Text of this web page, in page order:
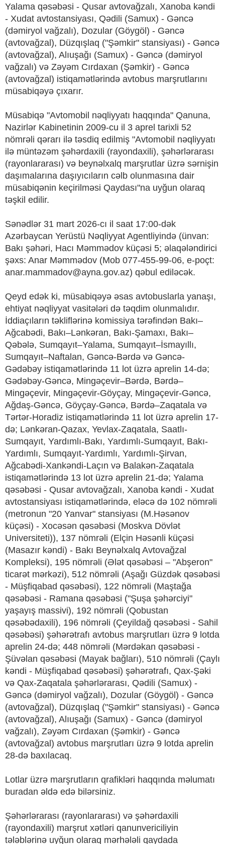
Yalama qəsəbəsi - Qusar avtovağzalı, Xanoba kəndi
- Xudat avtostansiyası, Qədili (Samux) - Gəncə
(dəmiryol vağzalı), Dozular (Göygöl) - Gəncə
(avtovağzal), Düzqışlaq ("Şəmkir" stansiyası) - Gəncə
(avtovağzal), Alıuşağı (Samux) - Gəncə (dəmiryol
vağzalı) və Zəyəm Cırdaxan (Şəmkir) - Gəncə
(avtovağzal) istiqamətlərində avtobus marşrutlarını
müsabiqəyə çıxarır.
Müsabiqə "Avtomobil nəqliyyatı haqqında" Qanuna,
Nazirlər Kabinetinin 2009-cu il 3 aprel tarixli 52
nömrəli qərarı ilə təsdiq edilmiş "Avtomobil nəqliyyatı
ilə müntəzəm şəhərdaxili (rayondaxili), şəhərlərarası
(rayonlararası) və beynəlxalq marşrutlar üzrə sərnişin
daşımalarına daşıyıcıların cəlb olunmasına dair
müsabiqənin keçirilməsi Qaydası"na uyğun olaraq
təşkil edilir.
Sənədlər 31 mart 2026-cı il saat 17:00-dək
Azərbaycan Yerüstü Nəqliyyat Agentliyində (ünvan:
Bakı şəhəri, Hacı Məmmədov küçəsi 5; əlaqələndirici
şəxs: Anar Məmmədov (Mob 077-455-99-06, e-poçt:
anar.mammadov@ayna.gov.az) qəbul ediləcək.
Qeyd edək ki, müsabiqəyə əsas avtobuslarla yanaşı,
ehtiyat nəqliyyat vasitələri də təqdim olunmalıdır.
İddiaçıların təkliflərinə komissiya tərəfindən Bakı–
Ağcabədi, Bakı–Lənkəran, Bakı-Şamaxı, Bakı–
Qəbələ, Sumqayıt–Yalama, Sumqayıt–İsmayıllı,
Sumqayıt–Naftalan, Gəncə-Bərdə və Gəncə-
Gədəbəy istiqamətlərində 11 lot üzrə aprelin 14-də;
Gədəbəy-Gəncə, Mingəçevir–Bərdə, Bərdə–
Mingəçevir, Mingəçevir-Göyçay, Mingəçevir-Gəncə,
Ağdaş-Gəncə, Göyçay-Gəncə, Bərdə–Zaqatala və
Tərtər-Horadiz istiqamətlərində 11 lot üzrə aprelin 17-
də; Lənkəran-Qazax, Yevlax-Zaqatala, Saatlı-
Sumqayıt, Yardımlı-Bakı, Yardımlı-Sumqayıt, Bakı-
Yardımlı, Sumqayıt-Yardımlı, Yardımlı-Şirvan,
Ağcabədi-Xankəndi-Laçın və Balakən-Zaqatala
istiqamətlərində 13 lot üzrə aprelin 21-də; Yalama
qəsəbəsi - Qusar avtovağzalı, Xanoba kəndi - Xudat
avtostansiyası istiqamətlərində, eləcə də 102 nömrəli
(metronun "20 Yanvar" stansiyası (M.Həsənov
küçəsi) - Xocəsən qəsəbəsi (Moskva Dövlət
Universiteti)), 137 nömrəli (Elçin Həsənli küçəsi
(Masazır kəndi) - Bakı Beynəlxalq Avtovağzal
Kompleksi), 195 nömrəli (Ələt qəsəbəsi – "Abşeron"
ticarət mərkəzi), 512 nömrəli (Aşağı Güzdək qəsəbəsi
- Müşfiqabad qəsəbəsi), 122 nömrəli (Maştağa
qəsəbəsi - Ramana qəsəbəsi ("Şuşa şəhərciyi"
yaşayış massivi), 192 nömrəli (Qobustan
qəsəbədaxili), 196 nömrəli (Çeyildağ qəsəbəsi - Sahil
qəsəbəsi) şəhərətrafı avtobus marşrutları üzrə 9 lotda
aprelin 24-də; 448 nömrəli (Mərdəkan qəsəbəsi -
Şüvəlan qəsəbəsi (Mayak bağları), 510 nömrəli (Çaylı
kəndi - Müşfiqabad qəsəbəsi) şəhərətrafı, Qax-Şəki
və Qax-Zaqatala şəhərlərarası, Qədili (Samux) -
Gəncə (dəmiryol vağzalı), Dozular (Göygöl) - Gəncə
(avtovağzal), Düzqışlaq ("Şəmkir" stansiyası) - Gəncə
(avtovağzal), Alıuşağı (Samux) - Gəncə (dəmiryol
vağzalı), Zəyəm Cırdaxan (Şəmkir) - Gəncə
(avtovağzal) avtobus marşrutları üzrə 9 lotda aprelin
28-də baxılacaq.
Lotlar üzrə marşrutların qrafikləri haqqında məlumatı
buradan əldə edə bilərsiniz.
Şəhərlərarası (rayonlararası) və şəhərdaxili
(rayondaxili) marşrut xətləri qanunvericiliyin
tələblərinə uyğun olaraq mərhələli qaydada